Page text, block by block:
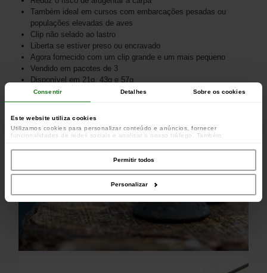
Consentir Detalhes Sobre os cookies
Este website utiliza cookies
Utilizamos cookies para personalizar conteúdo e anúncios, fornecer
funcionalidades de redes sociais e analisar o nosso tráfego. Também
parceiros de redes sociais, de publicidade e de análise, que as podem combinar
com outras informações que lhes forneceu ou recolhidas por estes a partir da
sua utilização dos respetivos serviços.
Permitir todos
Personalizar
Também ideal em cursos com embarcações pesadas ou
populações elevadas de aves
Clip não selado ao lastro
Liberta se estiver preso ou encravado
Agora fornecido com um clip grande e um mais pequeno
Vendido em pacotes de 3
Disponível em 21g, 43g e 57g